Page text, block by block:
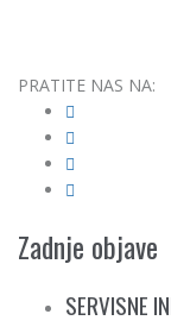
PRATITE NAS NA:
Zadnje objave
SERVISNE